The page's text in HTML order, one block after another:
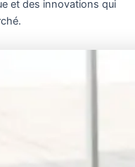
et des innovations qui